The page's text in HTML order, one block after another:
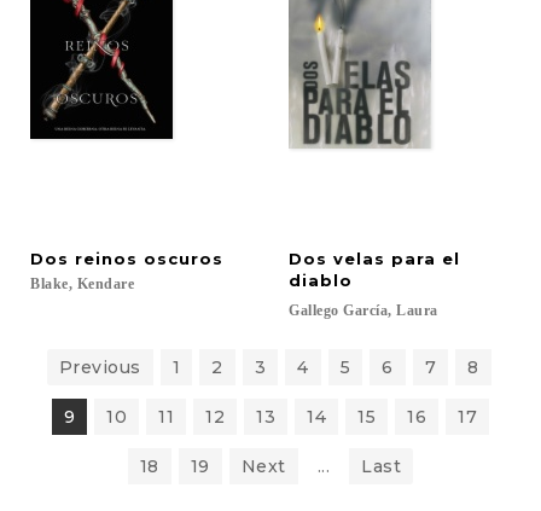
Dos reinos oscuros
Blake, Kendare
Dos velas para el
diablo
Gallego García, Laura
Previous 1 2 3 4 5 6 7 8
9 10 11 12 13 14 15 16 17
18 19 Next ... Last